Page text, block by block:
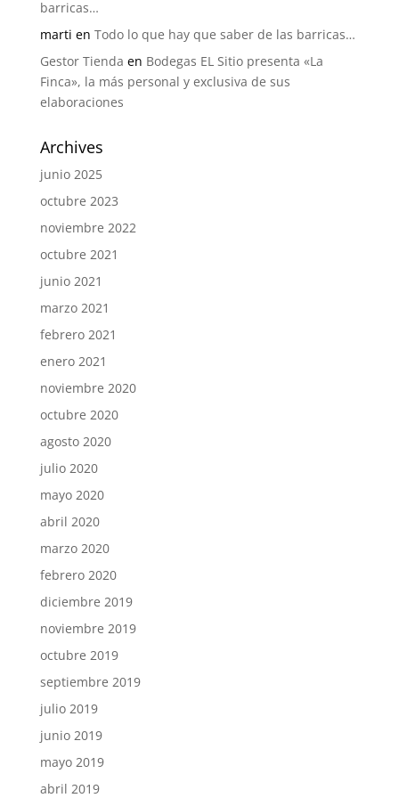
barricas…
marti en Todo lo que hay que saber de las barricas…
Gestor Tienda en Bodegas EL Sitio presenta «La
Finca», la más personal y exclusiva de sus
elaboraciones
Archives
junio 2025
octubre 2023
noviembre 2022
octubre 2021
junio 2021
marzo 2021
febrero 2021
enero 2021
noviembre 2020
octubre 2020
agosto 2020
julio 2020
mayo 2020
abril 2020
marzo 2020
febrero 2020
diciembre 2019
noviembre 2019
octubre 2019
septiembre 2019
julio 2019
junio 2019
mayo 2019
abril 2019